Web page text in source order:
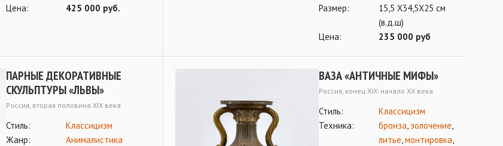
Цена:
425 000 руб.
Размер:
15,5 Х34,5Х25 см
(в.д.ш)
Цена:
235 000 руб
ПАРНЫЕ ДЕКОРАТИВНЫЕ
СКУЛЬПТУРЫ «ЛЬВЫ»
Россия, вторая половина ХIХ века
Стиль:
Классицизм
Жанр:
Анималистика
ВАЗА «АНТИЧНЫЕ МИФЫ»
Россия, конец XIX- начало ХХ века
Стиль:
Классицизм
Техника:
бронза, золочение,
литье,монтировка,